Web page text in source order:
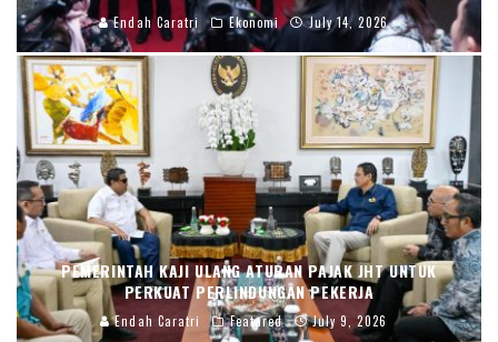
Endah Caratri Ekonomi July 14, 2026
PEMERINTAH KAJI ULANG ATURAN PAJAK JHT UNTUK
PERKUAT PERLINDUNGAN PEKERJA
Endah Caratri Featured July 9, 2026